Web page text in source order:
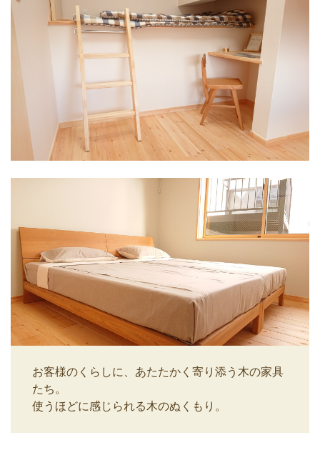
お客様のくらしに、あたたかく寄り添う木の家具
たち。
使うほどに感じられる木のぬくもり。